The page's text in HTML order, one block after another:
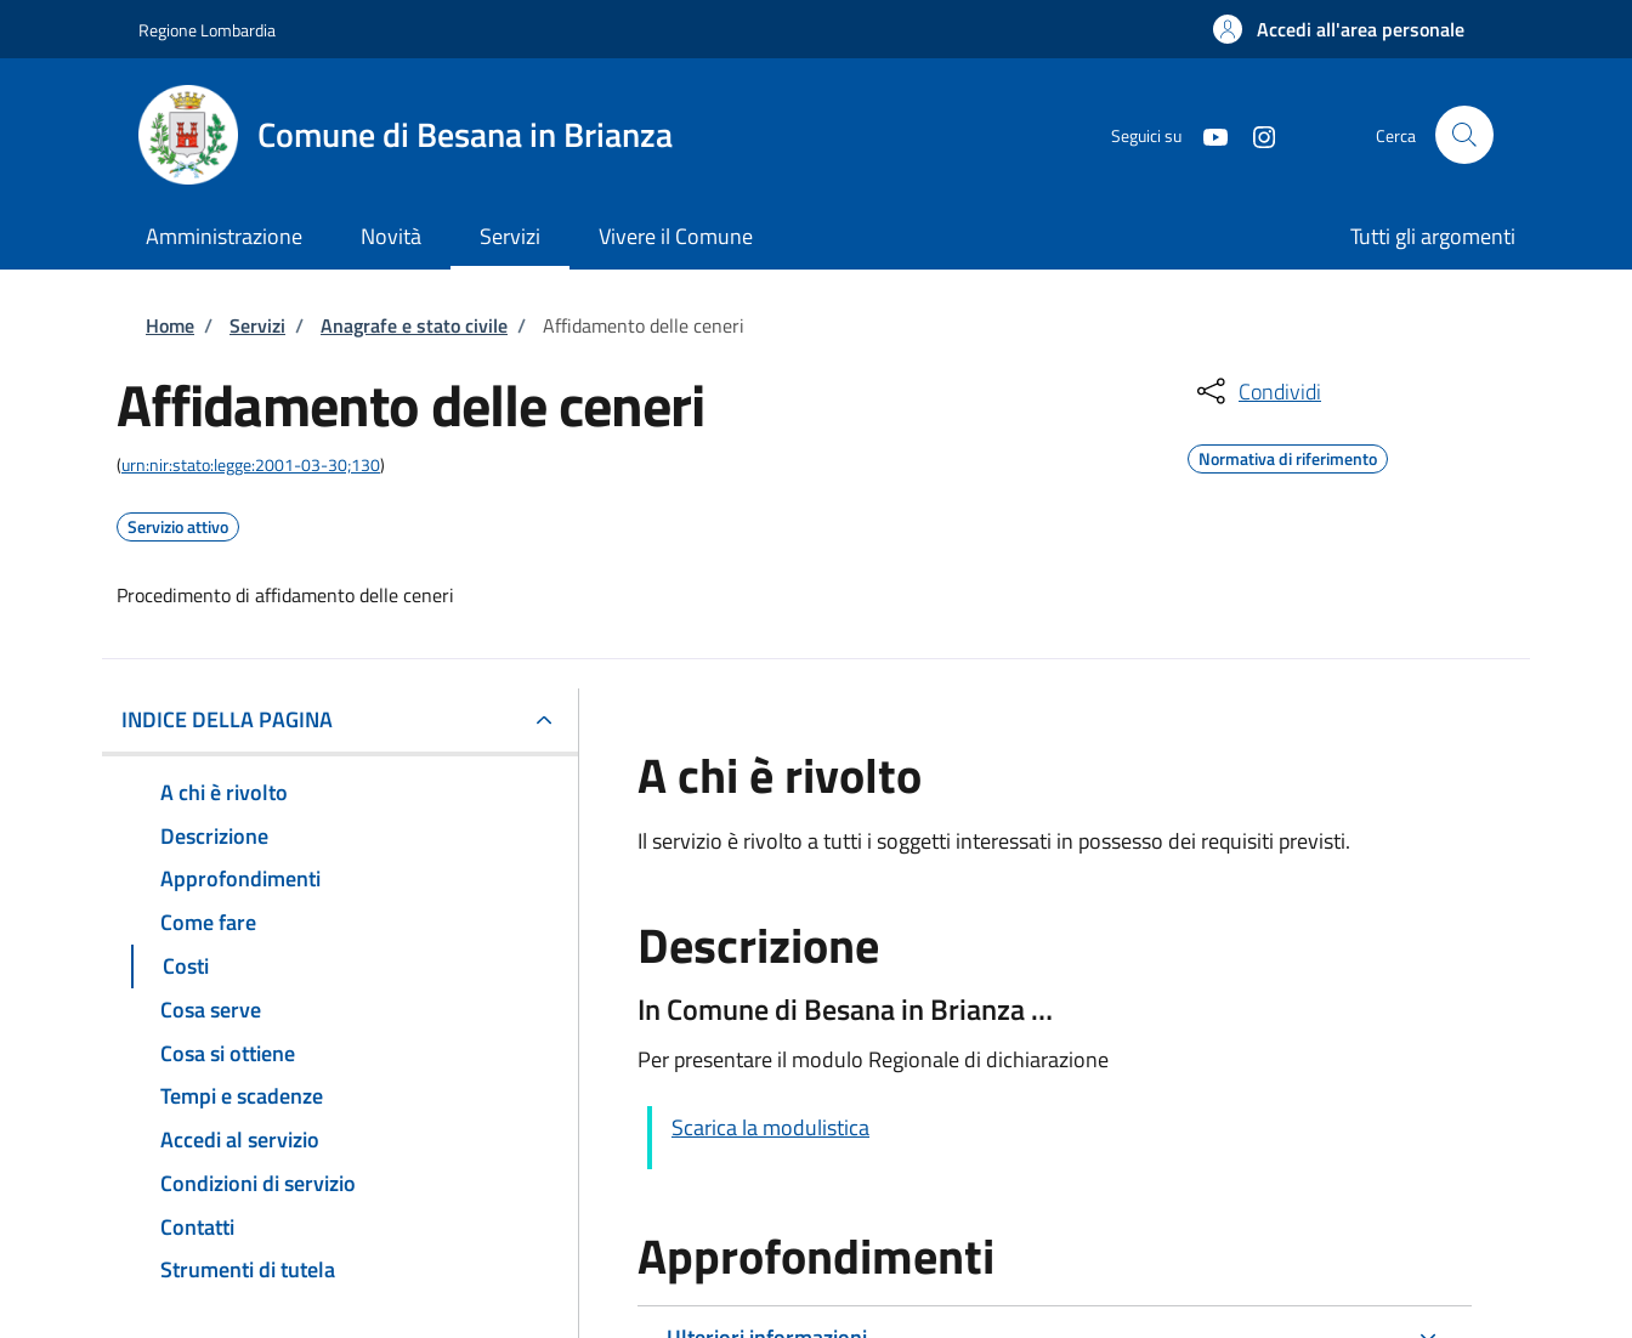
Regione Lombardia Accedi all'area personale
Comune di Besana in Brianza Seguici su Cerca
Amministrazione Novità Servizi Vivere il Comune Tutti gli argomenti
Briciole di pane
Home / Servizi / Anagrafe e stato civile / Affidamento delle ceneri
Affidamento delle ceneri
(urn:nir:stato:legge:2001-03-30;130)
Servizio attivo
Procedimento di affidamento delle ceneri
Condividi
Normativa di riferimento
INDICE DELLA PAGINA
A chi è rivolto
Descrizione
Approfondimenti
Come fare
Costi
Cosa serve
Cosa si ottiene
Tempi e scadenze
Accedi al servizio
Condizioni di servizio
Contatti
Strumenti di tutela
A chi è rivolto
Il servizio è rivolto a tutti i soggetti interessati in possesso dei requisiti previsti.
Descrizione
In Comune di Besana in Brianza …
Per presentare il modulo Regionale di dichiarazione
Scarica la modulistica
Approfondimenti